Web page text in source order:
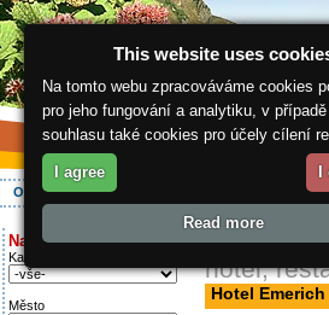
O regionu Aktivně
Najděte si:
Kategorie
Město
ergis.cz
hotel,
Hotel Emerich
This website uses
Na tomto webu zpracováváme cookies
pro jeho fungování a analytiku, v
souhlasu také cookies pro účely cílení
I agree
Read more